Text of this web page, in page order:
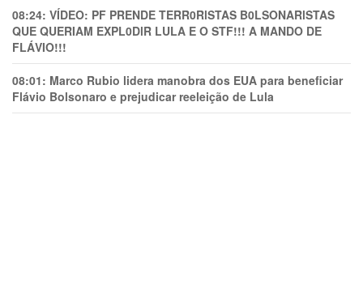
08:24: VÍDEO: PF PRENDE TERR0RlSTAS B0LSONARlSTAS
QUE QUERIAM EXPL0DlR LULA E O STF!!! A MANDO DE
FLÁVIO!!!
08:01: Marco Rubio lidera manobra dos EUA para beneficiar
Flávio Bolsonaro e prejudicar reeleição de Lula